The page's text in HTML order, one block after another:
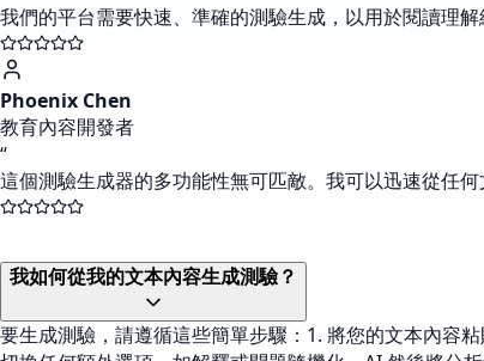
我們的平台需要快速、準確的測驗生成，以用於閱讀理
Phoenix Chen
教育內容開發者
“
這個測驗生成器的多功能性無可匹敵。我可以迅速從任
我如何從我的文本內容生成測驗？
要生成測驗，請遵循這些簡單步驟：1. 將您的文本內容